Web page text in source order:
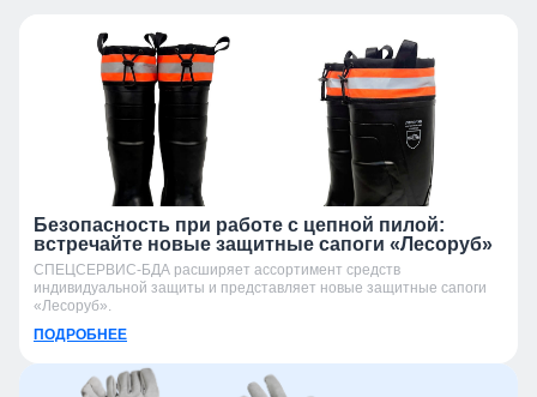
Безопасность при работе с цепной пилой:
встречайте новые защитные сапоги «Лесоруб»
СПЕЦСЕРВИС-БДА расширяет ассортимент средств
индивидуальной защиты и представляет новые защитные сапоги
«Лесоруб».
ПОДРОБНЕЕ